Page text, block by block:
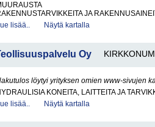
JA
lisää..
Näytä kartalla
Oy
löytyi yrityksen omien www-sivujen
KONEITA, LAITTEITA JA
lisää..
Näytä kartalla